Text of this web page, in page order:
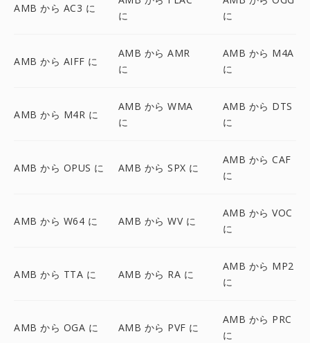
AMB から AC3 に
に
に
AMB から AIFF に
AMB から AMR
に
AMB から M4A
に
AMB から M4R に
AMB から WMA
に
AMB から DTS
に
AMB から OPUS に AMB から SPX に
AMB から CAF
に
AMB から W64 に AMB から WV に
AMB から VOC
に
AMB から TTA に AMB から RA に
AMB から MP2
に
AMB から OGA に AMB から PVF に
AMB から PRC
に